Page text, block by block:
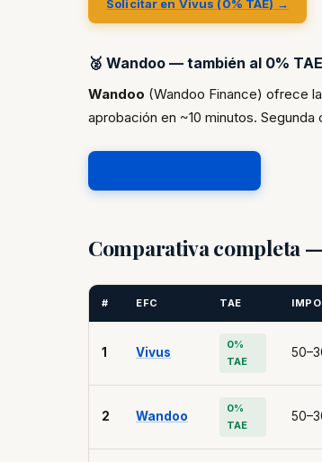
Solicitar en Vivus (0% TAE) →
🥈 Wandoo — también al 0% TAE
Wandoo (Wandoo Finance) ofrece
aprobación en ~10 minutos.
Comparativa completa
# EFC TAE
1 Vivus
0%
TAE
2 Wandoo
0%
TAE